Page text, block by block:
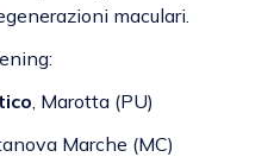
maculari.
, Marotta (PU)
Marche (MC)